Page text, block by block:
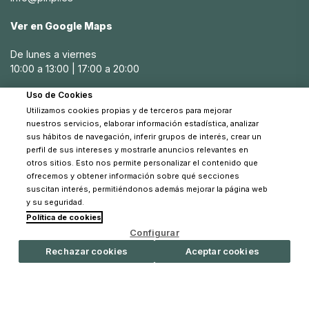
importante considerar factores como el tamaño, la
Pinpi, ofrecemos neceseres que combinan estas
perfecto para tus necesidades.
El tamaño es crucial; debe ser lo suficientemente grande
suficientemente compacto para ser transportado
fácilmente. La durabilidad es otro factor importante, ya
que el neceser debe resistir el uso diario y los viajes. El
diseño también es esencial, ya que un neceser bien
organizado facilita el acceso rápido a los artículos
necesarios.
Características a buscar en un neceser para
bebé La Giraffa Bianca e Blu
Las características clave que deben buscarse en un
Ver en Google Maps
De lunes a viernes
10:00 a 13:00 | 17:00 a 20:00
Sábados
10:30 a 14:00
© 2026 Pinpi - Todos los derechos reservados
Uso de Cookies
Utilizamos cookies propias y de terceros para mejorar
nuestros servicios, elaborar información estadística, analizar
sus hábitos de navegación, inferir grupos de interés, crear un
perfil de sus intereses y mostrarle anuncios relevantes en
otros sitios. Esto nos permite personalizar el contenido que
ofrecemos y obtener información sobre qué secciones
suscitan interés, permitiéndonos además mejorar la página web
y su seguridad.
Política de cookies
Configurar
Rechazar cookies
Aceptar cookies